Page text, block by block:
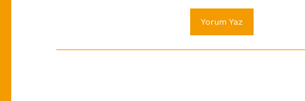
Yorum Yaz